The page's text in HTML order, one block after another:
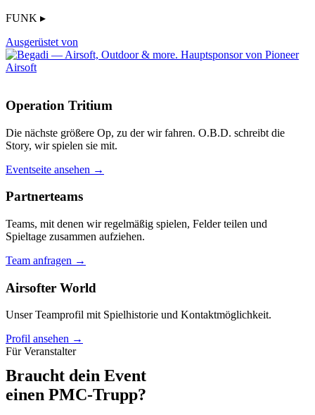
FUNK ▸
Ausgerüstet von
Operation Tritium
Die nächste größere Op, zu der wir fahren. O.B.D. schreibt die
Story, wir spielen sie mit.
Eventseite ansehen →
Partnerteams
Teams, mit denen wir regelmäßig spielen, Felder teilen und
Spieltage zusammen aufziehen.
Team anfragen →
Airsofter World
Unser Teamprofil mit Spielhistorie und Kontaktmöglichkeit.
Profil ansehen →
Für Veranstalter
Braucht dein Event
einen PMC-Trupp?